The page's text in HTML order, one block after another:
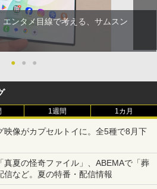
ンタメ目線で考える、サムスン
● ● ●
1週間 1カ月
映像がカプセルトイに。全5種で8月下
真夏の怪奇ファイル」、ABEMAで「葬
信など。夏の特番・配信情報